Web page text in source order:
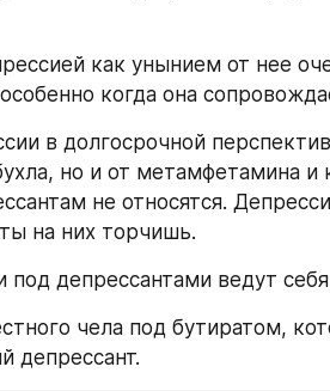
как унынием от нее
когда она
в долгосрочной
но и от метамфетамина
не относятся.
на них торчишь.
под депрессантами ведут
чела под бутиратом,
депрессант.